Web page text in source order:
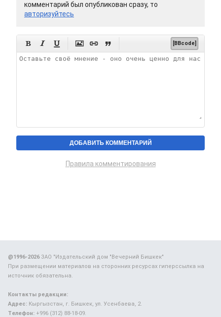
комментарий был опубликован сразу, то
авторизуйтесь
      [BBcode]
Правила комментирования
@1996-2026ЗАО "Издательский дом "Вечерний Бишкек"
При размещении материалов на сторонних ресурсах гиперссылка на
источник обязательна.
Контакты редакции:
Адрес: Кыргызстан, г. Бишкек, ул. Усенбаева, 2.
Телефон: +996 (312) 88-18-09.